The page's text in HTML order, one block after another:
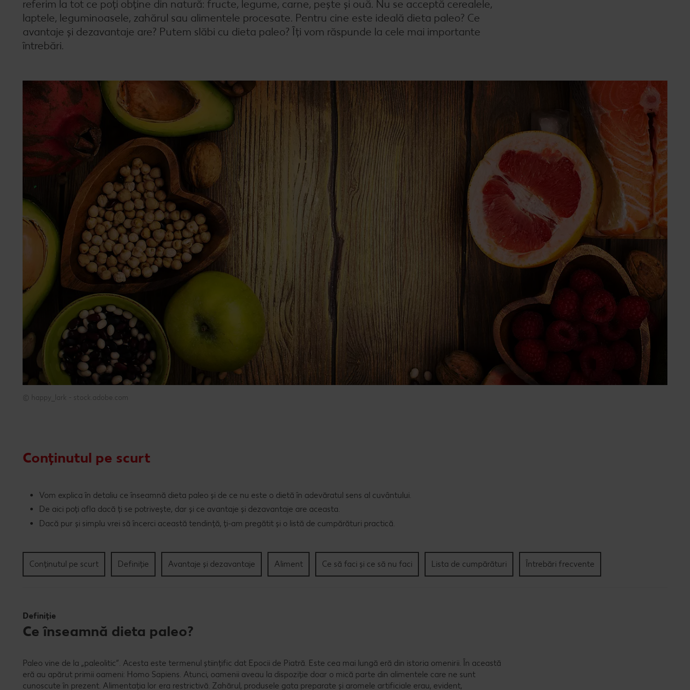
referim la tot ce poți obține din natură: fructe, legume, carne, pește și ouă. Nu se acceptă cerealele,
laptele, leguminoasele, zahărul sau alimentele procesate. Pentru cine este ideală dieta paleo? Ce
avantaje și dezavantaje are? Putem slăbi cu dieta paleo? Îți vom răspunde la cele mai importante
întrebări.
© happy_lark - stock.adobe.com
© happy_lark - stock.adobe.com
Conținutul pe scurt
Vom explica în detaliu ce înseamnă dieta paleo și de ce nu este o dietă în adevăratul sens al cuvântului.
De aici poți afla dacă ți se potrivește, dar și ce avantaje și dezavantaje are aceasta.
Dacă pur și simplu vrei să încerci această tendință, ți-am pregătit și o listă de cumpărături practică.
Conținutul pe scurt Definiție Avantaje și dezavantaje Aliment Ce să faci și ce să nu faci Lista de cumpărături Întrebări frecvente
Definiție
Ce înseamnă dieta paleo?
Paleo vine de la „paleolitic”. Acesta este termenul științific dat Epocii de Piatră. Este cea mai lungă eră din istoria omenirii. În această
eră au apărut primii oameni: Homo Sapiens. Atunci, oamenii aveau la dispoziție doar o mică parte din alimentele care ne sunt
cunoscute în prezent. Alimentația lor era restrictivă. Zahărul, produsele gata preparate și aromele artificiale erau, evident,